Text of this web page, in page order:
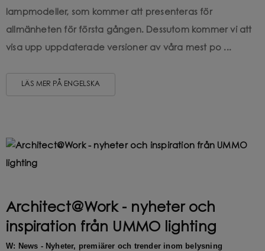
lampmodeller, som kommer att presenteras för
allmänheten för första gången. Dessutom kommer vi att
visa upp uppdaterade versioner av våra mest po ...
LÄS MER PÅ ENGELSKA
Architect@Work - nyheter och
inspiration från UMMO lighting
W: News - Nyheter, premiärer och trender inom belysning